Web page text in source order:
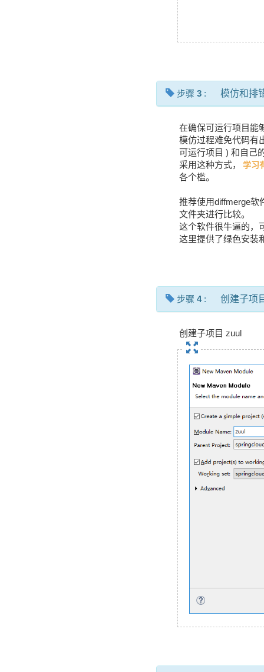
步骤 3 : 模仿和排
在确保可运行项目能
模仿过程难免代码有
可运行项目 ) 和自己
采用这种方式，
学习
各个槛。
推荐使用diffmerge软
文件夹进行比较。
这个软件很牛逼的，
这里提供了绿色安装
步骤 4: 创建子项
创建子项目 zuul